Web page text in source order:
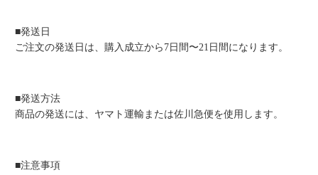
■発送日
ご注文の発送日は、購入成立から7日間〜21日間になります。
■発送方法
商品の発送には、ヤマト運輸または佐川急便を使用します。
■注意事項